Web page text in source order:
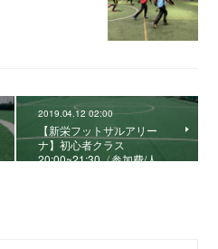
2019.04.12 02:00
【新栄フットサルアリー
ナ】初心者クラス
20:00~21:30〈参加費/人…